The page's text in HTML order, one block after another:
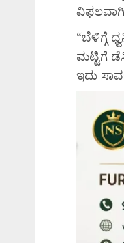
“ಬೆಳಿಗ್ಗೆ
ಮಟ್ಟಿಗೆ
ಇದು